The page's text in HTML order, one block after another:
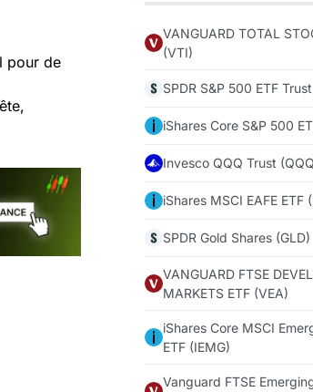
pour de
VANGUARD TOTAL
(VTI)
SPDR S&P 500 ETF
iShares Core S&P 500
Invesco QQQ Trust
iShares MSCI EAFE ETF
SPDR Gold Shares (GLD)
VANGUARD FTSE
MARKETS ETF (VEA)
iShares Core MSCI
ETF (IEMG)
Vanguard FTSE